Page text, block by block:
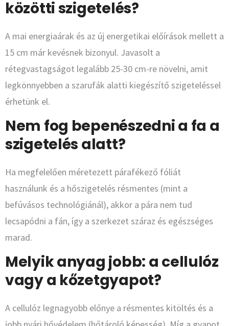
közötti szigetelés?
A mai energiaárak és az új energetikai előírások mellett a
15 cm már kevésnek bizonyul. Javasolt a
rétegvastagságot legalább 25-30 cm-re növelni, amit
legkönnyebben a szarufák alatti kiegészítő szigeteléssel
érhetünk el.
Nem fog bepenészedni a fa a
szigetelés alatt?
Ha megfelelően méretezett párafékező fóliát
használunk és a hőszigetelés résmentes (mint a
befúvásos technológiánál), akkor a pára nem tud
lecsapódni a fán, így a szerkezet száraz és egészséges
marad.
Melyik anyag jobb: a cellulóz
vagy a kőzetgyapot?
A cellulóz legnagyobb előnye a résmentes kitöltés és a